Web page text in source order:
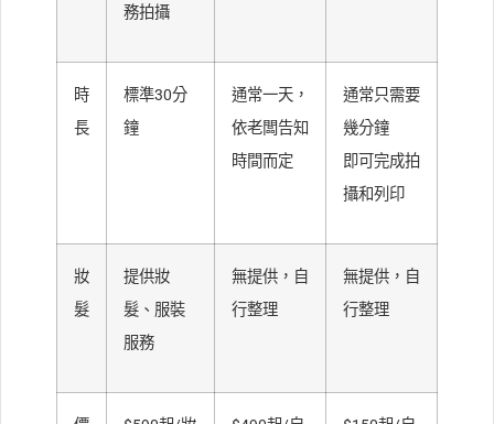
務拍攝
時
長
標準30分
鐘
通常一天，
依老闆告知
時間而定
通常只需要
幾分鐘
即可完成拍
攝和列印
妝
髮
提供妝
髮、服裝
服務
無提供，自
行整理
無提供，自
行整理